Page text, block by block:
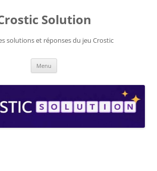
Solution
solutions et réponses du jeu Crostic
Menu